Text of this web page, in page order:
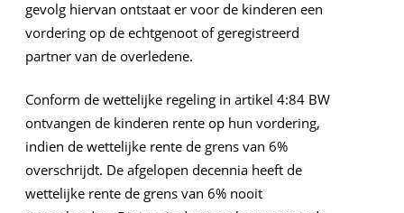
gevolg hiervan ontstaat er voor de kinderen een
vordering op de echtgenoot of geregistreerd
partner van de overledene.
Conform de wettelijke regeling in artikel 4:84 BW
ontvangen de kinderen rente op hun vordering,
indien de wettelijke rente de grens van 6%
overschrijdt. De afgelopen decennia heeft de
wettelijke rente de grens van 6% nooit